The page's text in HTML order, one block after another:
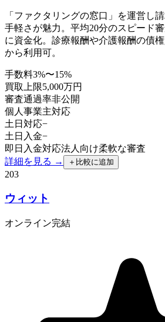
「ファクタリングの窓口」を運営し
手軽さが魅力。平均20分のスピード
に資金化。診療報酬や介護報酬の債
から利用可。
手数料3%〜15%
買取上限5,000万円
審査通過率非公開
個人事業主対応
土日対応−
土日入金−
即日入金対応法人向け柔軟な審査
詳細を見る →
＋ 比較に追加
203
ウィット
オンライン完結